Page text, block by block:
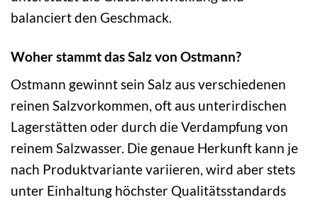
balanciert den Geschmack.
Woher stammt das Salz von Ostmann?
Ostmann gewinnt sein Salz aus verschiedenen
reinen Salzvorkommen, oft aus unterirdischen
Lagerstätten oder durch die Verdampfung von
reinem Salzwasser. Die genaue Herkunft kann je
nach Produktvariante variieren, wird aber stets
unter Einhaltung höchster Qualitätsstandards